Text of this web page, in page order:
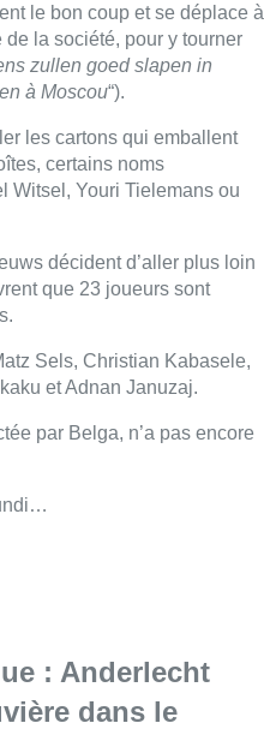
le bon coup et se déplace à
la société, pour y tourner
zullen goed slapen in
à Moscou“).
les cartons qui emballent
certains noms
Witsel, Youri Tielemans ou
décident d’aller plus loin
que 23 joueurs sont
Sels, Christian Kabasele,
et Adnan Januzaj.
par Belga, n’a pas encore
: Anderlecht
dans le